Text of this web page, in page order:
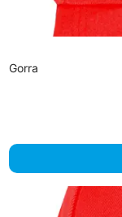
Gorra